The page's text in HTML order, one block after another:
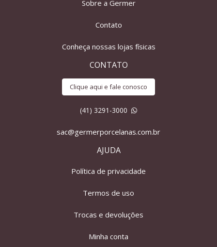
Sobre a Germer
Contato
Conheça nossas lojas físicas
CONTATO
Clique aqui e fale conosco
(41) 3291-3000
sac@germerporcelanas.com.br
AJUDA
Política de privacidade
Termos de uso
Trocas e devoluções
Minha conta